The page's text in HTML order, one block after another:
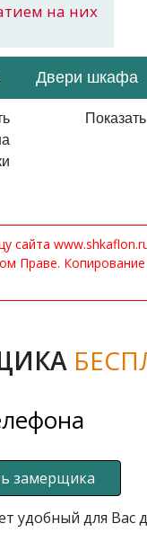
на них
Двери шкафа
Показать
сайта
Праве. Копирование
замерщика
удобный для Вас